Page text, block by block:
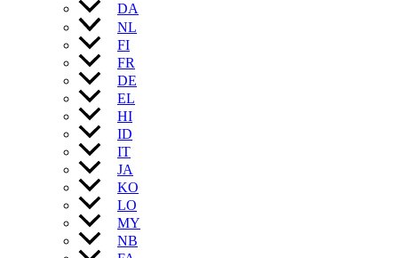
DA
NL
FI
FR
DE
EL
HI
ID
IT
JA
KO
LO
MY
NB